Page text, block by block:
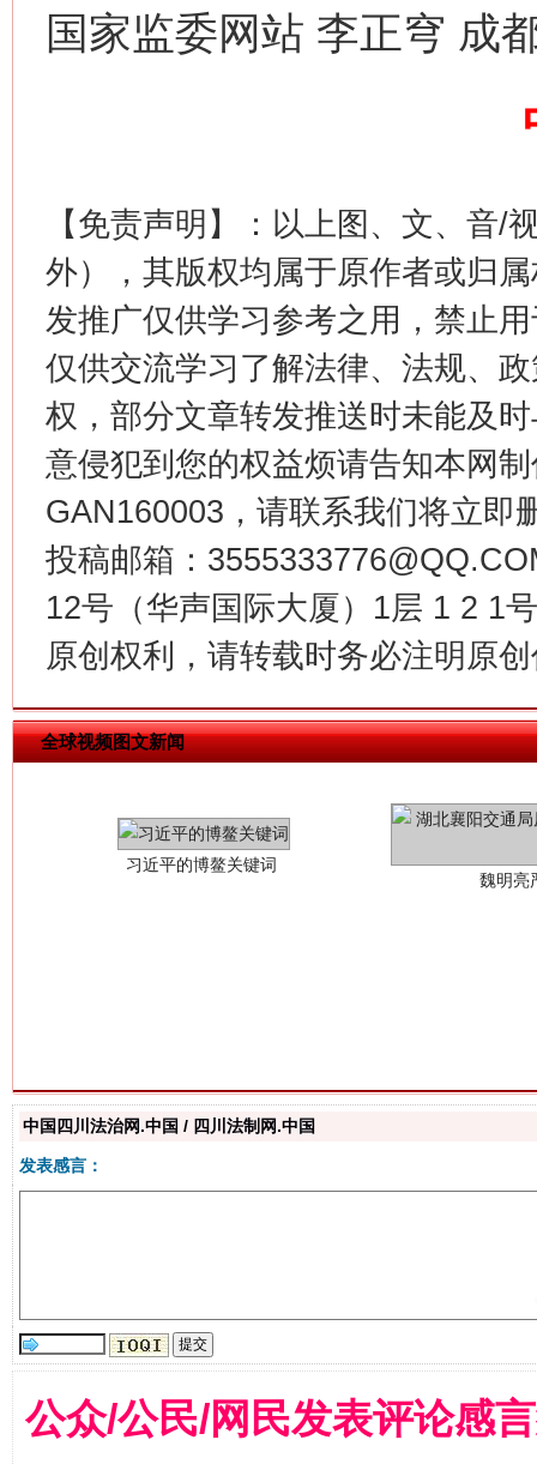
国家监委网站 李正穹 成
【免责声明】：以上图、文、音/
外），其版权均属于原作者或归
发推广仅供学习参考之用，禁止
仅供交流学习了解法律、法规、
权，部分文章转发推送时未能及
意侵犯到您的权益烦请告知本网
GAN160003，请联系我们将立即
投稿邮箱：
12号（华声国际大厦）1层 1 2 1
原创权利，请转载时务必注明原
全球视频图文新闻
在谋一域中谋全局
今
魏明亮
揭批美国五大"原罪"
中国四川法治网.中国 / 四川法制网.中国
发表感言：
公众/公民/网民发表评论感